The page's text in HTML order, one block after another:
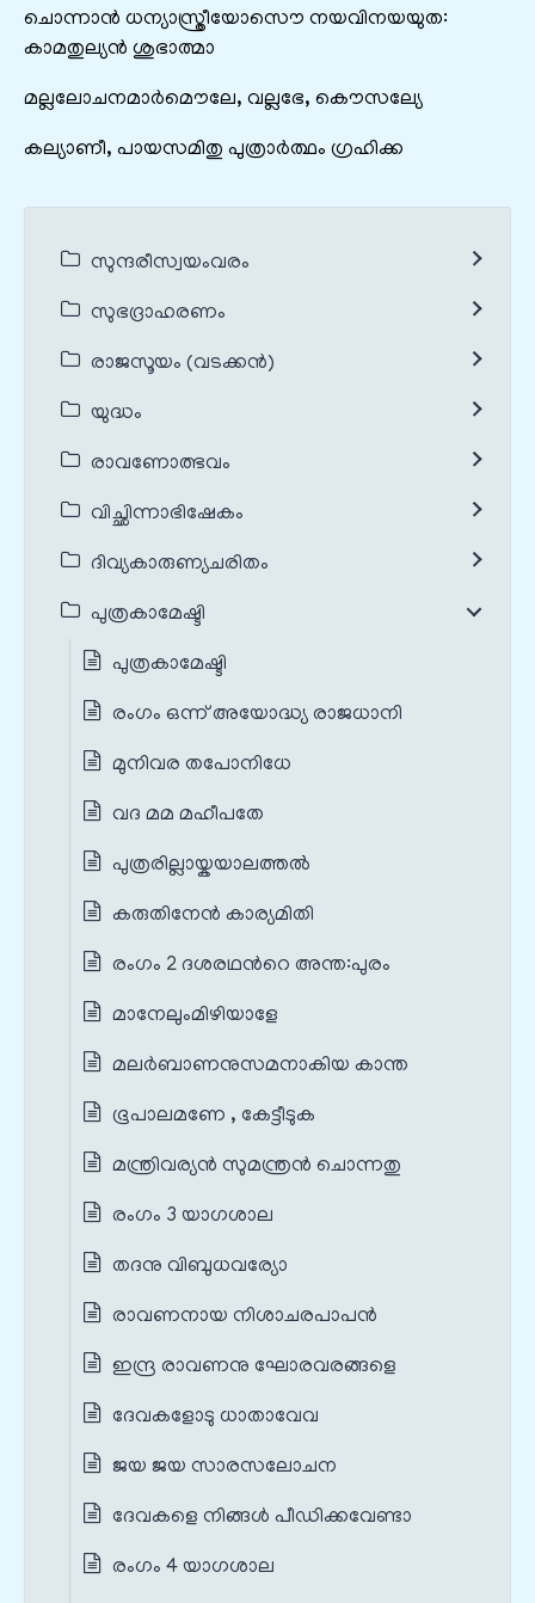
ചൊന്നാൻ‍ ധന്യാസ്ത്രീയോസൌ നയവിനയയുത:
കാമതുല്യൻ‍ ശുഭാത്മാ
മല്ലലോചനമാർമൌലേ, വല്ലഭേ, കൌസല്യേ
കല്യാണീ, പായസമിതു പുത്രാർത്ഥം ഗ്രഹിക്ക
സുന്ദരീസ്വയംവരം
സുഭദ്രാഹരണം
രാജസൂയം (വടക്കൻ)
യുദ്ധം
രാവണോത്ഭവം
വിച്ഛിന്നാഭിഷേകം
ദിവ്യകാരുണ്യചരിതം
പുത്രകാമേഷ്ടി
പുത്രകാമേഷ്ടി
രംഗം ഒന്ന് അയോദ്ധ്യ രാജധാനി
മുനിവര തപോനിധേ
വദ മമ മഹീപതേ
പുത്രരില്ലായ്കയാലത്തൽ
കരുതിനേൻ കാര്യമിതി
രംഗം 2 ദശരഥന്‍റെ അന്ത:പുരം
മാനേലുംമിഴിയാളേ
മലർബാണനുസമനാകിയ കാന്ത
ഭൂപാലമണേ , കേട്ടീടുക
മന്ത്രിവര്യൻ‍ സുമന്ത്രൻ‍ ചൊന്നതു
രംഗം 3 യാഗശാല
തദനു വിബുധവര്യോ
രാവണനായ നിശാചരപാപൻ
ഇന്ദ്ര രാവണനു ഘോരവരങ്ങളെ
ദേവകളോടു ധാതാവേവ
ജയ ജയ സാരസലോചന
ദേവകളെ നിങ്ങൾ‍ പീഡിക്കവേണ്ടാ
രംഗം 4 യാഗശാല